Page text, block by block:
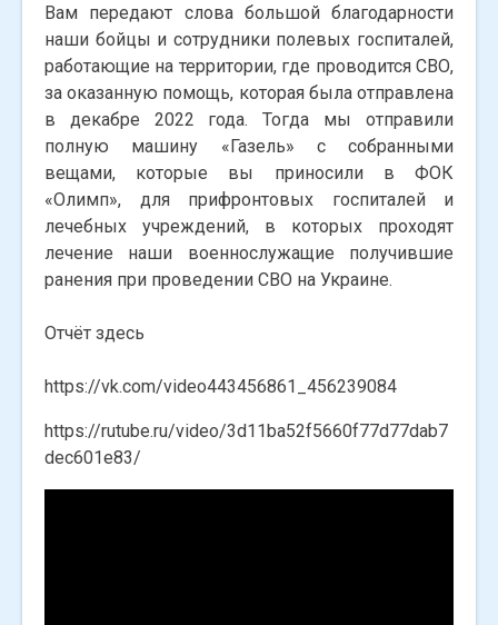
Вам передают слова большой благодарности
наши бойцы и сотрудники полевых госпиталей,
работающие на территории, где проводится СВО,
за оказанную помощь, которая была отправлена
в декабре 2022 года. Тогда мы отправили
полную машину «Газель» с собранными
вещами, которые вы приносили в ФОК
«Олимп», для прифронтовых госпиталей и
лечебных учреждений, в которых проходят
лечение наши военнослужащие получившие
ранения при проведении СВО на Украине.
Отчёт здесь
https://vk.com/video443456861_456239084
https://rutube.ru/video/3d11ba52f5660f77d77dab7
dec601e83/